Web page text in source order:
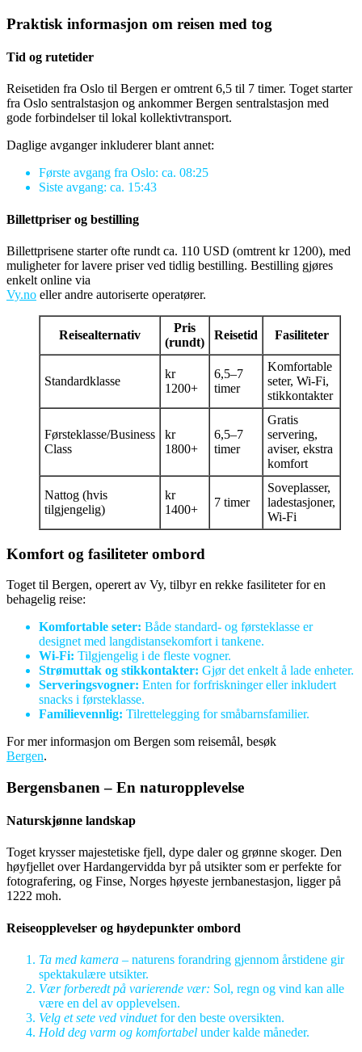
Praktisk informasjon om reisen med tog
Tid og rutetider
Reisetiden fra Oslo til Bergen er omtrent 6,5 til 7 timer. Toget starter
fra Oslo sentralstasjon og ankommer Bergen sentralstasjon med
gode forbindelser til lokal kollektivtransport.
Daglige avganger inkluderer blant annet:
Første avgang fra Oslo: ca. 08:25
Siste avgang: ca. 15:43
Billettpriser og bestilling
Billettprisene starter ofte rundt ca. 110 USD (omtrent kr 1200), med
muligheter for lavere priser ved tidlig bestilling. Bestilling gjøres
enkelt online via
Vy.no eller andre autoriserte operatører.
Reisealternativ
Pris
(rundt)
Reisetid Fasiliteter
Standardklasse
kr
1200+
6,5–7
timer
Komfortable
seter, Wi-Fi,
stikkontakter
Førsteklasse/Business
Class
kr
1800+
6,5–7
timer
Gratis
servering,
aviser, ekstra
komfort
Nattog (hvis
tilgjengelig)
kr
1400+
7 timer
Soveplasser,
ladestasjoner,
Wi-Fi
Komfort og fasiliteter ombord
Toget til Bergen, operert av Vy, tilbyr en rekke fasiliteter for en
behagelig reise:
Komfortable seter: Både standard- og førsteklasse er
designet med langdistansekomfort i tankene.
Wi-Fi: Tilgjengelig i de fleste vogner.
Strømuttak og stikkontakter: Gjør det enkelt å lade enheter.
Serveringsvogner: Enten for forfriskninger eller inkludert
snacks i førsteklasse.
Familievennlig: Tilrettelegging for småbarnsfamilier.
For mer informasjon om Bergen som reisemål, besøk
Bergen.
Bergensbanen – En naturopplevelse
Naturskjønne landskap
Toget krysser majestetiske fjell, dype daler og grønne skoger. Den
høyfjellet over Hardangervidda byr på utsikter som er perfekte for
fotografering, og Finse, Norges høyeste jernbanestasjon, ligger på
1222 moh.
Reiseopplevelser og høydepunkter ombord
Ta med kamera – naturens forandring gjennom årstidene gir
spektakulære utsikter.
Vær forberedt på varierende vær: Sol, regn og vind kan alle
være en del av opplevelsen.
Velg et sete ved vinduetfor den beste oversikten.
Hold deg varm og komfortabel under kalde måneder.